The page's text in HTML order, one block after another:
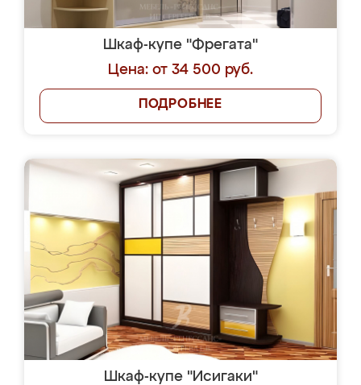
Шкаф-купе "Фрегата"
Цена: от 34 500 руб.
ПОДРОБНЕЕ
Шкаф-купе "Исигаки"